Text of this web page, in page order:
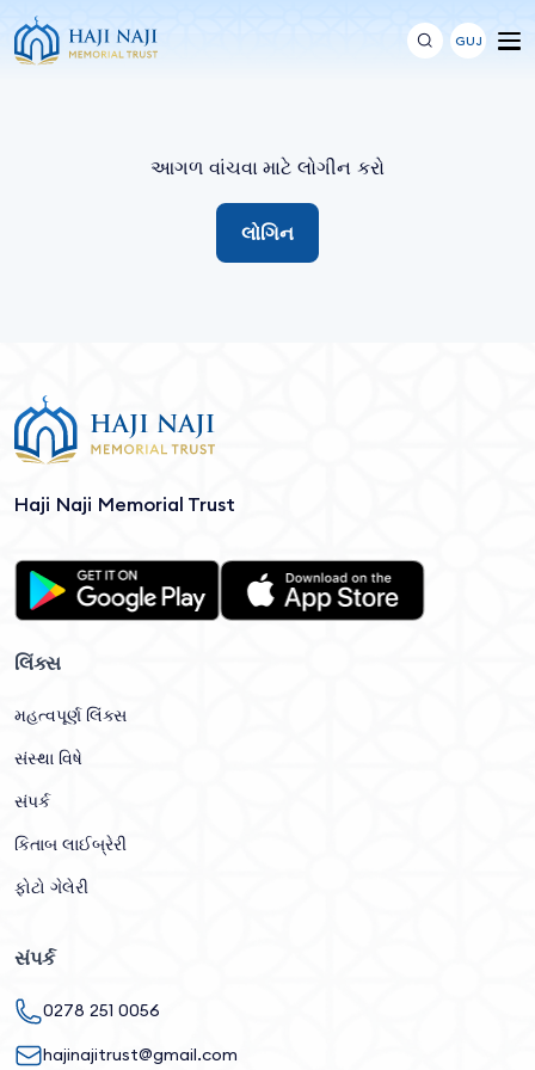
GUJ
આગળ વાંચવા માટે લોગીન કરો
લોગિન
Haji Naji Memorial Trust
લિંક્સ
મહત્વપૂર્ણ લિંક્સ
સંસ્થા વિષે
સંપર્ક
કિતાબ લાઈબ્રેરી
ફોટો ગેલેરી
સંપર્ક
0278 251 0056
hajinajitrust@gmail.com